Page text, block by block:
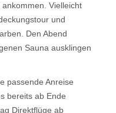
Vielleicht
und
Den Abend
Sauna ausklingen
passende Anreise
bereits ab Ende
Direktflüge ab